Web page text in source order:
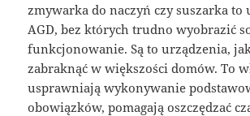
zmywarka do naczyń czy suszarka to
AGD, bez których trudno wyobrazić
funkcjonowanie. Są to urządzenia,
zabraknąć w większości domów. To
usprawniają wykonywanie
obowiązków, pomagają oszczędzać